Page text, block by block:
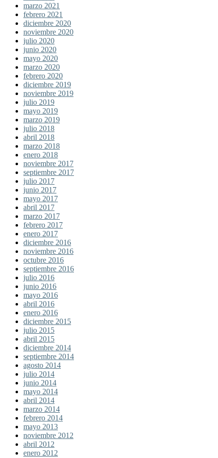
marzo 2021
febrero 2021
diciembre 2020
noviembre 2020
julio 2020
junio 2020
mayo 2020
marzo 2020
febrero 2020
diciembre 2019
noviembre 2019
julio 2019
mayo 2019
marzo 2019
julio 2018
abril 2018
marzo 2018
enero 2018
noviembre 2017
septiembre 2017
julio 2017
junio 2017
mayo 2017
abril 2017
marzo 2017
febrero 2017
enero 2017
diciembre 2016
noviembre 2016
octubre 2016
septiembre 2016
julio 2016
junio 2016
mayo 2016
abril 2016
enero 2016
diciembre 2015
julio 2015
abril 2015
diciembre 2014
septiembre 2014
agosto 2014
julio 2014
junio 2014
mayo 2014
abril 2014
marzo 2014
febrero 2014
mayo 2013
noviembre 2012
abril 2012
enero 2012